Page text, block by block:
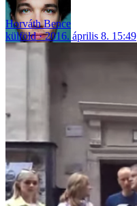
Horváth Bence
külföld
2016. április 8. 15:49